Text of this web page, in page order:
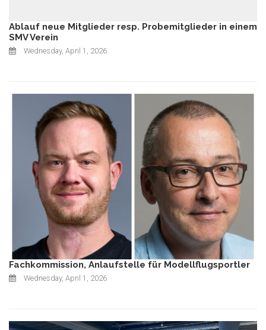
Ablauf neue Mitglieder resp. Probemitglieder in einem
SMV Verein
Wednesday, April 1, 2026
Fachkommission, Anlaufstelle für Modellflugsportler
Wednesday, April 1, 2026